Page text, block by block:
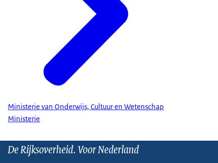
Ministerie van Onderwijs, Cultuur en Wetenschap
Ministerie
De Rijksoverheid. Voor Nederland